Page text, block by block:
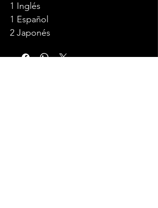
1 Inglés
1 Español
2 Japonés